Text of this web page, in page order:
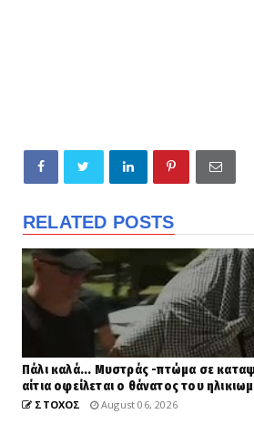
RELATED POSTS
Πάλι καλά... Μυστράς -πτώμα σε
αίτια οφείλεται ο θάνατος του
ΣΤΟΧΟΣ August 06, 2026